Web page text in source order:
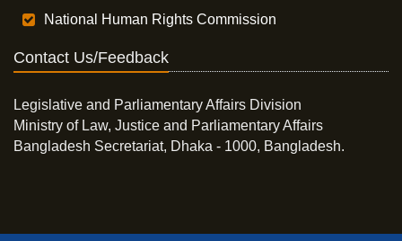
National Human Rights Commission
Contact Us/Feedback
Legislative and Parliamentary Affairs Division
Ministry of Law, Justice and Parliamentary Affairs
Bangladesh Secretariat, Dhaka - 1000, Bangladesh.